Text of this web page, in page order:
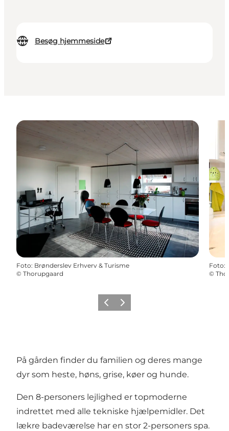
Besøg hjemmeside
Foto: Brønderslev Erhverv & Turisme
© Thorupgaard
Foto:
©
ForrigeNæste
På gården finder du familien og deres mange
dyr som heste, høns, grise, køer og hunde.
Den 8-personers lejlighed er topmoderne
indrettet med alle tekniske hjælpemidler. Det
lækre badeværelse har en stor 2-personers spa.